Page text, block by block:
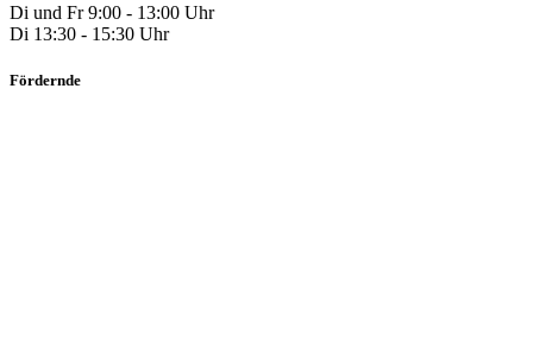
Di und Fr 9:00 - 13:00 Uhr
Di 13:30 - 15:30 Uhr
Fördernde